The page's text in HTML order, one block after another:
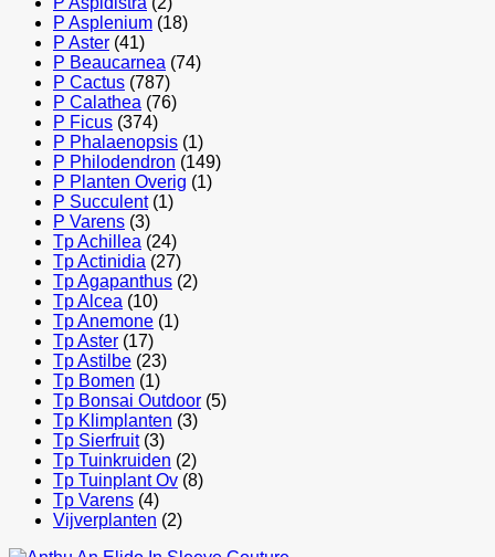
P Asplenium (18)
P Aster (41)
P Beaucarnea (74)
P Cactus (787)
P Calathea (76)
P Ficus (374)
P Phalaenopsis (1)
P Philodendron (149)
P Planten Overig (1)
P Succulent (1)
P Varens (3)
Tp Achillea (24)
Tp Actinidia (27)
Tp Agapanthus (2)
Tp Alcea (10)
Tp Anemone (1)
Tp Aster (17)
Tp Astilbe (23)
Tp Bomen (1)
Tp Bonsai Outdoor (5)
Tp Klimplanten (3)
Tp Sierfruit (3)
Tp Tuinkruiden (2)
Tp Tuinplant Ov (8)
Tp Varens (4)
Vijverplanten (2)